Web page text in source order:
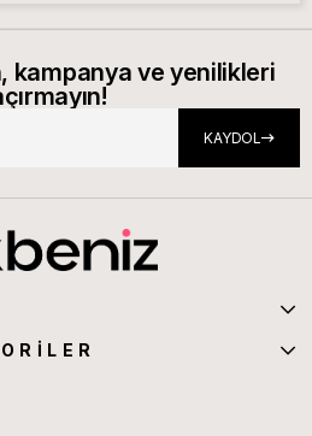
kampanya ve yenilikleri
KAYDOL